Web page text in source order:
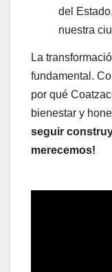
del
nuestra
La
fundamental.
por qué
bienestar y
seguir
merecemos!